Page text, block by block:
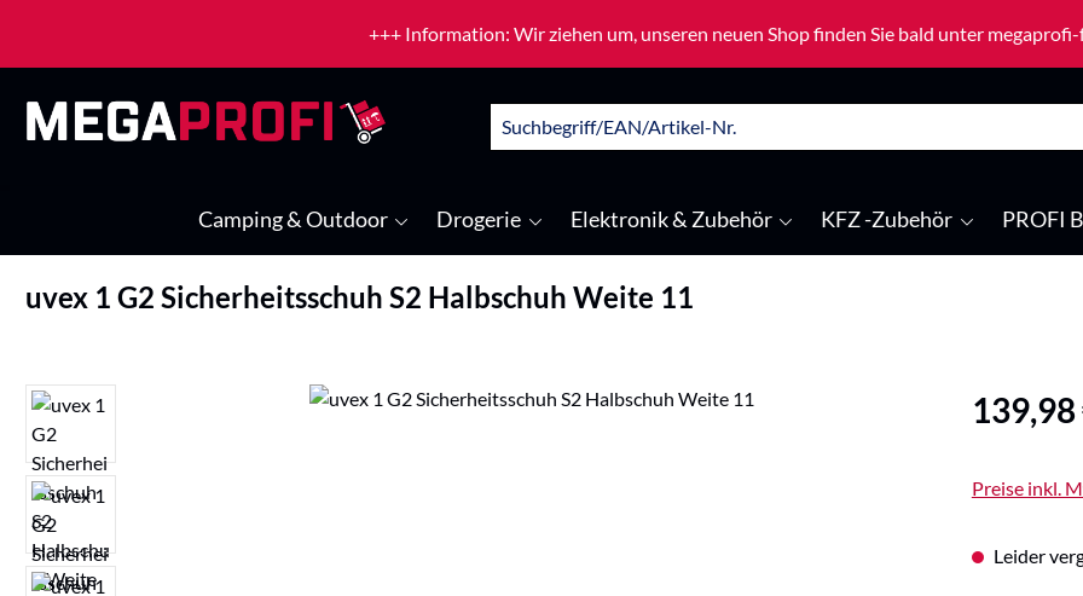
+++ Information: Wir ziehen um, unseren neuen Shop finden Sie bald unter
Camping & Outdoor Drogerie Elektronik & Zubehör KFZ -Zubehör PROFI
uvex 1 G2 Sicherheitsschuh S2 Halbschuh Weite 11
Bildergalerie überspringen Regulärer
139,98
Preise inkl.
Leider